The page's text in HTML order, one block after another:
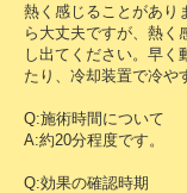
熱く感じることがあり
ら大丈夫ですが、熱く
し出てください。早く
たり、冷却装置で冷や
Q:施術時間について
A:約20分程度です。
Q:効果の確認時期